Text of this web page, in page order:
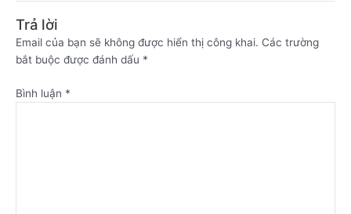
Trả lời
Email của bạn sẽ không được hiển thị công khai. Các trường
bắt buộc được đánh dấu *
Bình luận *